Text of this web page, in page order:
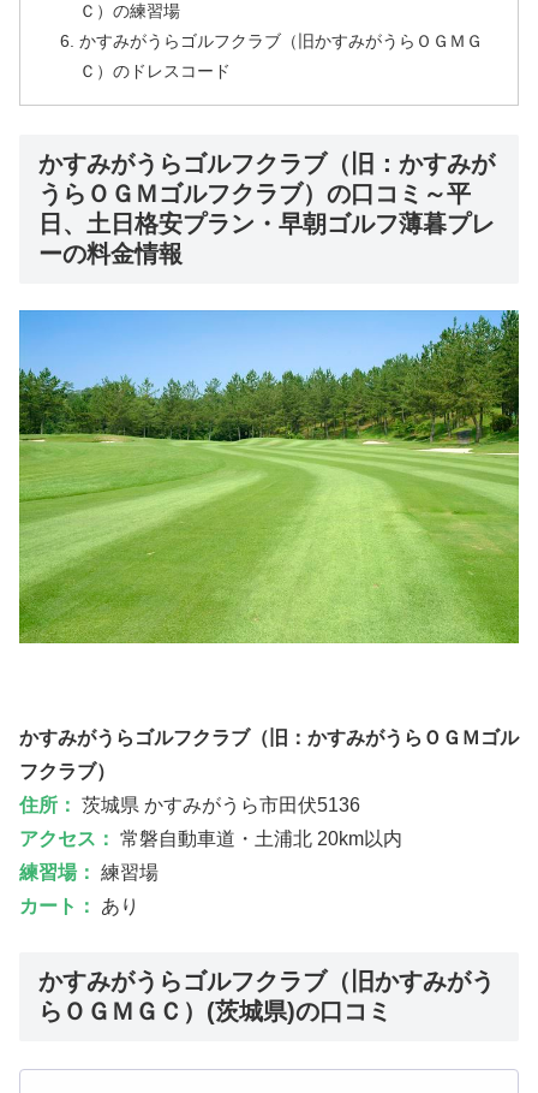
Ｃ）の練習場
かすみがうらゴルフクラブ（旧かすみがうらＯＧＭＧ
Ｃ）のドレスコード
かすみがうらゴルフクラブ（旧：かすみが
うらＯＧＭゴルフクラブ）の口コミ～平
日、土日格安プラン・早朝ゴルフ薄暮プレ
ーの料金情報
かすみがうらゴルフクラブ（旧：かすみがうらＯＧＭゴル
フクラブ）
住所： 茨城県 かすみがうら市田伏5136
アクセス： 常磐自動車道・土浦北 20km以内
練習場： 練習場
カート：
あり
かすみがうらゴルフクラブ（旧かすみがう
らＯＧＭＧＣ）(茨城県)の口コミ